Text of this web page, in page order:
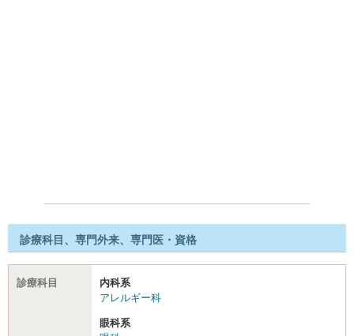
診療科目、専門外来、専門医・資格
診療科目
内科系
アレルギー科
眼科系